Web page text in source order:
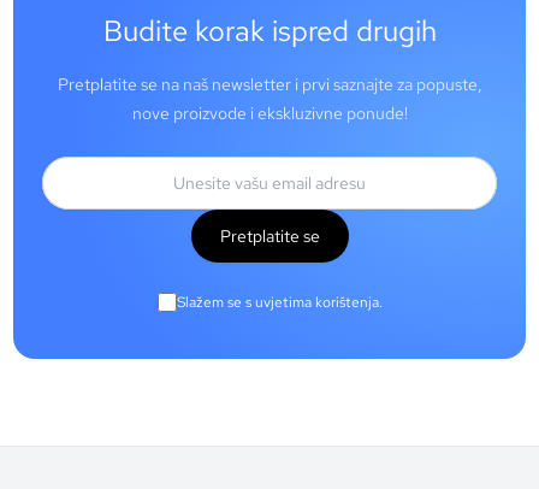
Budite korak ispred drugih
Pretplatite se na naš newsletter i prvi saznajte za popuste,
nove proizvode i ekskluzivne ponude!
Pretplatite se
Slažem se s uvjetima korištenja.